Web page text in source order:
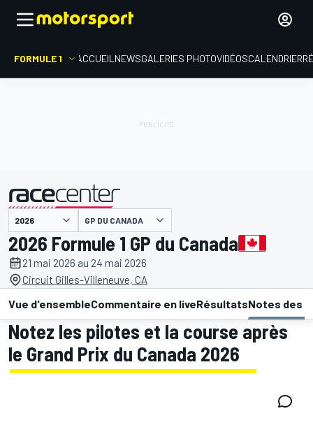
FORMULE 1 ACCUEIL NEWSGALERIES PHOTOVIDÉOSCALENDRIER
présenté par GP DU CANADA
2026 Formule 1 GP du Canada
21 mai 2026 au 24 mai 2026
Circuit Gilles-Villeneuve, CA
Vue d'ensembleCommentaire en liveRésultatsNotes des
Notez les pilotes et la course après
le Grand Prix du Canada 2026